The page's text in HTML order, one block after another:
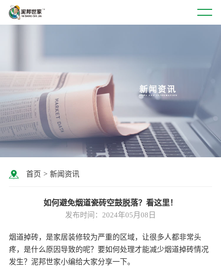
首页 > 新闻资讯
如何避免烟道瓷砖空鼓脱落？看这里！
发布时间：2024年05月08日
烟道掉砖，是家居装修较为严重的区域，让很多人都非常头
疼，是什么原因导致的呢？要如何处理才能减少烟道掉砖情况
发生？泥邦世家小编给大家分享一下。